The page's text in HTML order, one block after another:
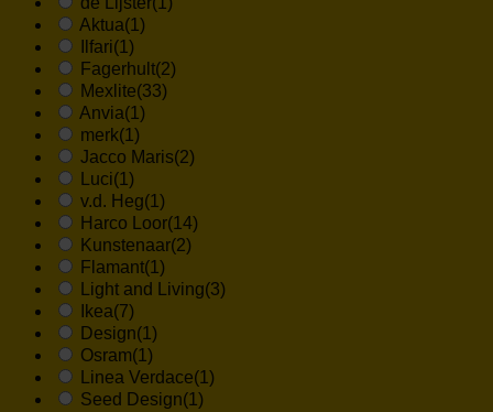
Aktua(1)
Ilfari(1)
Fagerhult(2)
Mexlite(33)
Anvia(1)
merk(1)
Jacco Maris(2)
Luci(1)
v.d. Heg(1)
Harco Loor(14)
Kunstenaar(2)
Flamant(1)
Light and Living(3)
Ikea(7)
Design(1)
Osram(1)
Linea Verdace(1)
Seed Design(1)